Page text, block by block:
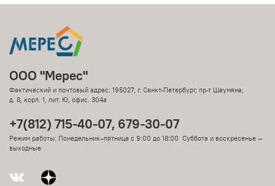
ООО "Мерес"
Фактический и почтовый адрес: 195027, г. Санкт-Петербург, пр-т Шаумяна,
д. 8, корп. 1, лит. Ю, офис. 304а
+7(812) 715-40-07, 679-30-07
Режим работы: Понедельник–пятница с 9:00 до 18:00 Суббота и воскресенье —
выходные